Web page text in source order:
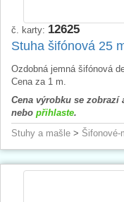
č. karty: 12625
Stuha šifónová 25
Ozdobná jemná šifónová
Cena za 1 m.
Cena výrobku se
nebo přihlaste.
Stuhy a mašle > Šifonové-